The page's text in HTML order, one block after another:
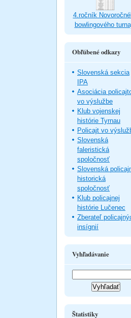
4.ročník
bowlingového
Obľúbené odkazy
Slovenská sekcia
IPA
Asociácia
vo výslužbe
Klub vojenskej
histórie Tyrnau
Policajt vo
Slovenská
faleristická
spoločnosť
Slovenská
historická
spoločnosť
Klub policajnej
histórie Lučenec
Zberateľ
insígnií
Vyhľadávanie
Štatistiky